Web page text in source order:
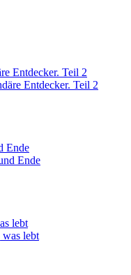
Entdecker. Teil 2
Ende
lebt